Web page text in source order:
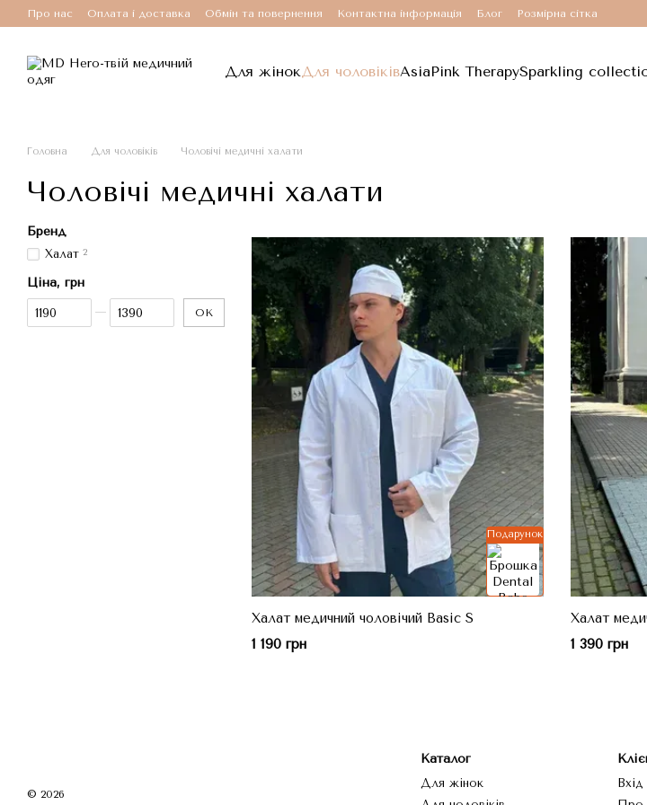
Перейти до основного контенту
Про нас Оплата і доставка Обмін та повернення Контактна інформація Блог Розмірна сітка
Для жінокДля чоловіківAsiaPink TherapySparkling
Головна Для чоловіків Чоловічі медичні халати
Чоловічі медичні халати
Подарунок
Халат медичний чоловічий Basic S
1 190 грн
Халат
1 390 грн
Бренд
Халат 2
Ціна, грн
Від Ціна, грн
До Ціна, грн ОК
© 2026
Каталог
Для жінок